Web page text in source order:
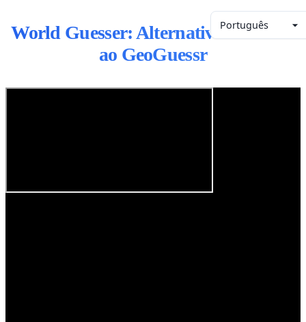
Português
World Guesser: Alternativa Gratuita
ao GeoGuessr